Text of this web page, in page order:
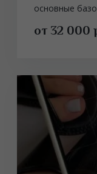
основные
от 32 000